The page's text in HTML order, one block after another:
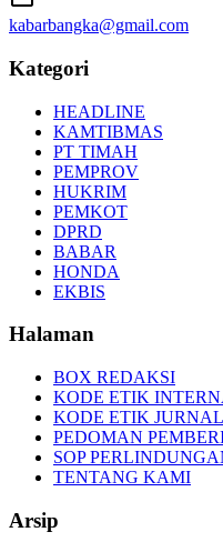
kabarbangka@gmail.com
Kategori
HEADLINE
KAMTIBMAS
PT TIMAH
PEMPROV
HUKRIM
PEMKOT
DPRD
BABAR
HONDA
EKBIS
Halaman
BOX REDAKSI
KODE ETIK
KODE ETIK
PEDOMAN
SOP
TENTANG KAMI
Arsip